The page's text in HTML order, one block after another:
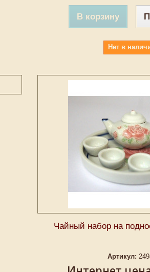
В корзину
Нет в
Чайный набор на
Артикул: